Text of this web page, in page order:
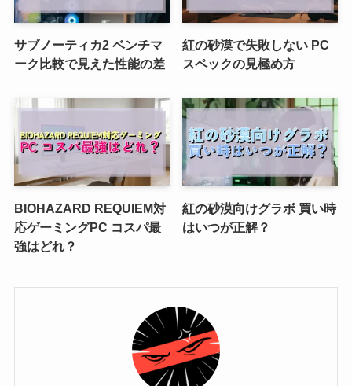
サブノーティカ2 ベンチマ
ーク比較で見えた性能の差
紅の砂漠で失敗しない PC
スペックの見極め方
BIOHAZARD REQUIEM対
応ゲーミングPC コスパ最
強はどれ？
紅の砂漠向けグラボ 買い時
はいつが正解？